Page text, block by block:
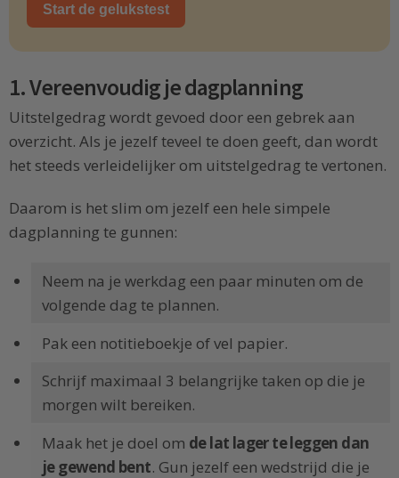
Start de gelukstest
1. Vereenvoudig je dagplanning
Uitstelgedrag wordt gevoed door een gebrek aan
overzicht. Als je jezelf teveel te doen geeft, dan wordt
het steeds verleidelijker om uitstelgedrag te vertonen.
Daarom is het slim om jezelf een hele simpele
dagplanning te gunnen:
Neem na je werkdag een paar minuten om de
volgende dag te plannen.
Pak een notitieboekje of vel papier.
Schrijf maximaal 3 belangrijke taken op die je
morgen wilt bereiken.
Maak het je doel om de lat lager te leggen dan
je gewend bent. Gun jezelf een wedstrijd die je